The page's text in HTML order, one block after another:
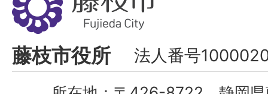
枝
市
Fujieda
City
藤枝市役所 法人番号